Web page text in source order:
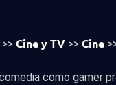
>> Cine y TV >> Cine
como gamer